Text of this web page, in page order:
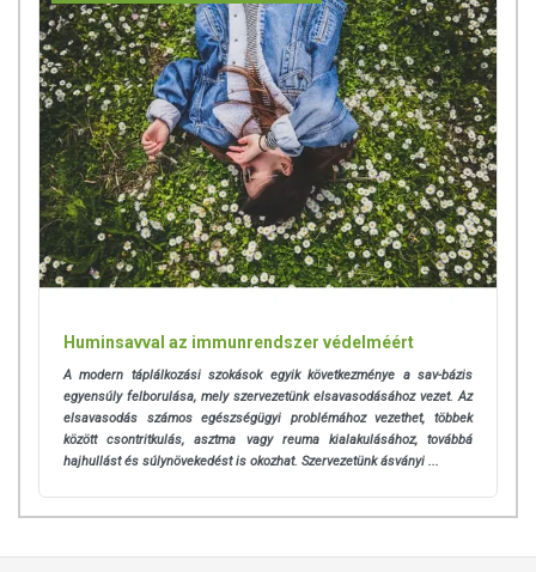
Huminsavval az immunrendszer védelméért
A modern táplálkozási szokások egyik következménye a sav-bázis
egyensúly felborulása, mely szervezetünk elsavasodásához vezet. Az
elsavasodás számos egészségügyi problémához vezethet, többek
között csontritkulás, asztma vagy reuma kialakulásához, továbbá
hajhullást és súlynövekedést is okozhat. Szervezetünk ásványi ...